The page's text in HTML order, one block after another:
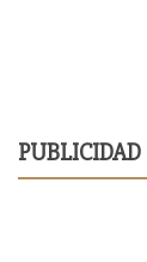
PUBLICIDAD